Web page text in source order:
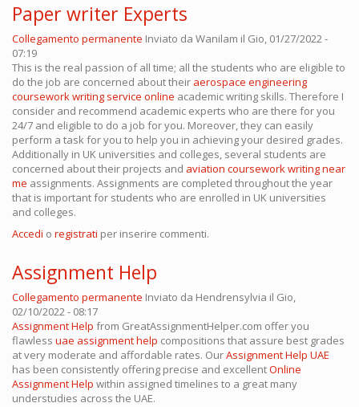
Paper writer Experts
Collegamento permanente Inviato da Wanilam il Gio, 01/27/2022 -
07:19
This is the real passion of all time; all the students who are eligible to
do the job are concerned about their aerospace engineering
coursework writing service online academic writing skills. Therefore I
consider and recommend academic experts who are there for you
24/7 and eligible to do a job for you. Moreover, they can easily
perform a task for you to help you in achieving your desired grades.
Additionally in UK universities and colleges, several students are
concerned about their projects and aviation coursework writing near
me assignments. Assignments are completed throughout the year
that is important for students who are enrolled in UK universities
and colleges.
Accedi o registrati per inserire commenti.
Assignment Help
Collegamento permanente Inviato da Hendrensylvia il Gio,
02/10/2022 - 08:17
Assignment Help from GreatAssignmentHelper.com offer you
flawless uae assignment help compositions that assure best grades
at very moderate and affordable rates. OurAssignment Help UAE
has been consistently offering precise and excellentOnline
Assignment Help within assigned timelines to a great many
understudies across the UAE.